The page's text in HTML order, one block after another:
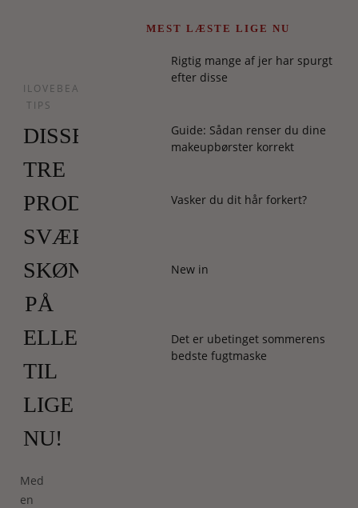
ILOVEBEAUTY
TIPS
DISSE
TRE
PRODUKTER
SVÆRGER
SKØNHEDSREDAKTØREN
PÅ
ELLE
TIL
LIGE
NU!
Med
en
MEST LÆSTE LIGE NU
Rigtig mange af jer har spurgt
efter disse
Guide: Sådan renser du dine
makeupbørster korrekt
Vasker du dit hår forkert?
New in
Det er ubetinget sommerens
bedste fugtmaske